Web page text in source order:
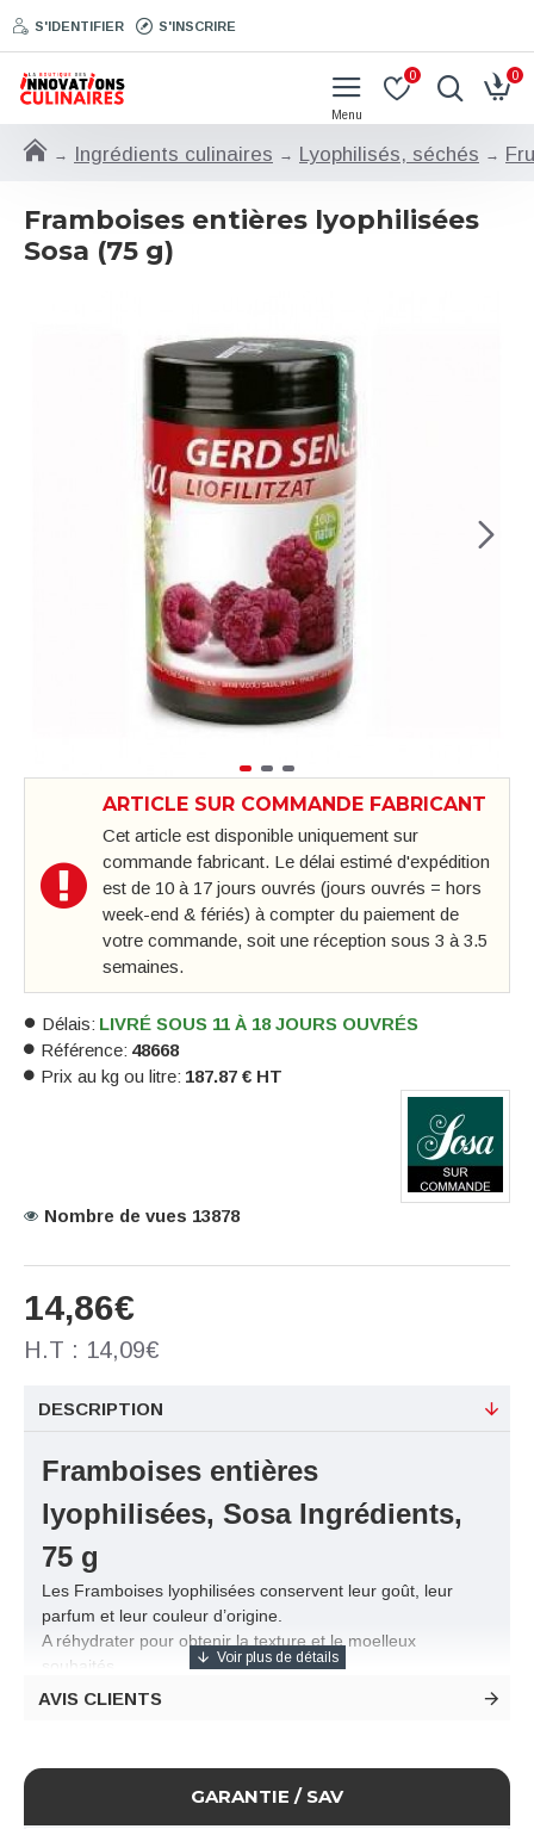
S'IDENTIFIER S'INSCRIRE
0 0
Ingrédients culinaires Lyophilisés, séchés
Framboises entières lyophilisées
Sosa (75 g)
ARTICLE SUR COMMANDE FABRICANT
Cet article est disponible uniquement sur
commande fabricant. Le délai estimé d'expédition
est de 10 à 17 jours ouvrés (jours ouvrés = hors
week-end & fériés) à compter du paiement de
votre commande, soit une réception sous 3 à 3.5
semaines.
14,86€
H.T : 14,09€
Délais: LIVRÉ SOUS 11 À 18 JOURS OUVRÉS
Référence: 48668
Prix au kg ou litre: 187.87 € HT
Nombre de vues 13878
DESCRIPTION
Framboises entières
lyophilisées, Sosa Ingrédients,
75 g
Les Framboises lyophilisées conservent leur goût, leur
parfum et leur couleur d’origine.
A réhydrater pour obtenir la texture et le moelleux
souhaités.
Les fruits sont préalablement surgelés par sublimation pour
pour que vous profitiez de toute leur qualité et de tout leur
AVIS CLIENTS
GARANTIE / SAV